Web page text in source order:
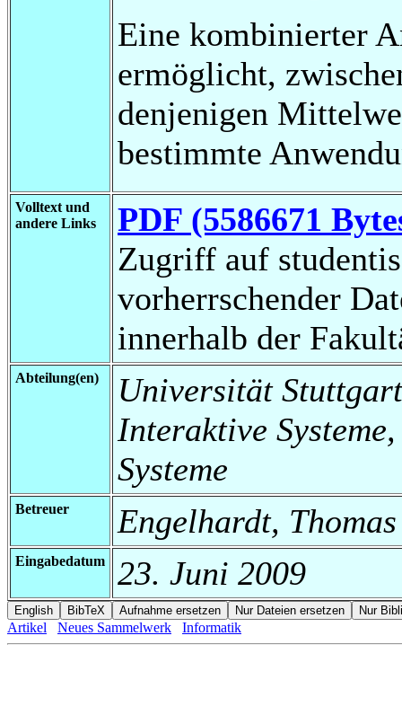
Eine kombinierter
ermöglicht,
denjenigen
bestimmte
Volltext und
andere Links
PDF (5586671
Zugriff auf
vorherrschender
innerhalb der
Abteilung(en)
Universität
Interaktive
Systeme
Betreuer Engelhardt, Thomas
Eingabedatum 23. Juni 2009
Artikel Neues Sammelwerk Informatik